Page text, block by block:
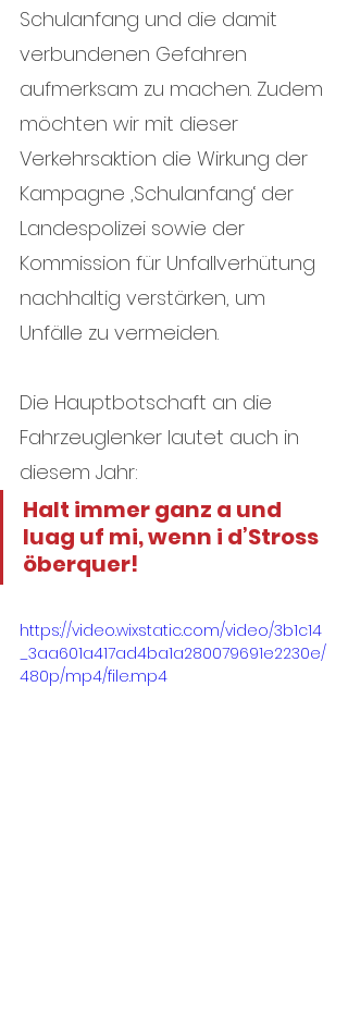
Schulanfang und die damit
verbundenen Gefahren
aufmerksam zu machen. Zudem
möchten wir mit dieser
Verkehrsaktion die Wirkung der
Kampagne ‚Schulanfang‘ der
Landespolizei sowie der
Kommission für Unfallverhütung
nachhaltig verstärken, um
Unfälle zu vermeiden.
Die Hauptbotschaft an die
Fahrzeuglenker lautet auch in
diesem Jahr:
Halt immer ganz a und
luag uf mi, wenn i d’Stross
öberquer!
https://video.wixstatic.com/video/3b1c14
_3aa601a417ad4ba1a280079691e2230e/
480p/mp4/file.mp4